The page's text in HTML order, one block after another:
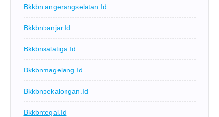
Bkkbntangerangselatan.id
Bkkbnbanjar.id
Bkkbnsalatiga.id
Bkkbnmagelang.id
Bkkbnpekalongan.id
Bkkbntegal.id